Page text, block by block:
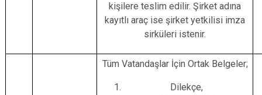
kişilere teslim edilir. Şirket adına
kayıtlı araç ise şirket yetkilisi imza
sirküleri istenir.
Tüm Vatandaşlar İçin Ortak Belgeler;
Dilekçe,